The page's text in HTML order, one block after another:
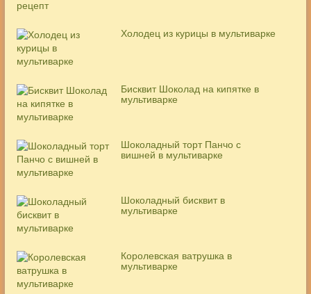
Холодец из курицы в мультиварке
Бисквит Шоколад на кипятке в
мультиварке
Шоколадный торт Панчо с
вишней в мультиварке
Шоколадный бисквит в
мультиварке
Королевская ватрушка в
мультиварке